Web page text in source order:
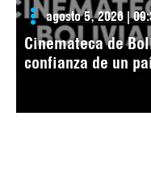
agosto 5, 2026 |
Cinemateca de
confianza de un